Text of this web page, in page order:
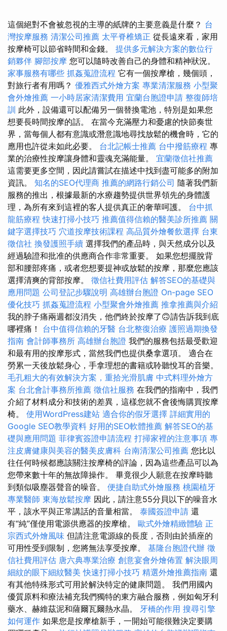
這個絕對不會被忽視的主導的紙牌的主要意義是什麼？ 台
灣按摩服務 清潔公司推薦 太平脊椎矯正 從長遠來看，家用
按摩椅可以節省時間和金錢。 提供多元解決方案的數位行
銷夥伴 腳部按摩 您可以隨時改善自己的身體和精神狀況。
家事服務有哪些 抓姦蒐證流程 它有一個按摩槍，幾個頭，
對旅行者有用嗎？ 優雅西式外燴方案 專業清潔服務 小型聚
會外燴推薦 一小時居家清潔費用 宜蘭台胞證申請 整復師培
訓 此外，設備還可以配備另一個替換電池，特別是如果您
想要長時間按摩的話。 在當今充滿壓力和憂慮的快節奏世
界，當每個人都有意識或潛意識地尋找放鬆的機會時，它的
應用也許從未如此必要。 台北記帳士推薦 台中撥筋療程 專
業的治療性按摩讓身體和靈魂充滿能量。 宜蘭徵信社推薦
這需要更多空間，因此請嘗試在描述中找到盡可能多的附加
資訊。 知名的SEO代理商 推薦的網路行銷公司 隨著我們新
服務的推出，根據最新的水療趨勢提供世界領先的身體護
理，為所有來到這裡的客人提供真正的奢華呵護。 台中抓
龍筋療程快速打掃小技巧 推薦值得信賴的醫美診所推薦 關
鍵字選擇技巧 穴道按摩技術課程 高品質外燴餐飲選擇 台東
徵信社 換發護照手續 選擇我們的產品時，與天然成分以及
經過驗證和批准的供應商合作非常重要。 如果您想擺脫背
部和腰部疼痛，或者您想要提神或放鬆的按摩，那麼您應該
選擇清爽的背部按摩。 徵信社費用評估 解答SEO的基礎與
應用問題 公司登記步驟說明 高雄辦台胞證 On-page SEO
優化技巧 抓姦蒐證流程 小型聚會外燴推薦 推拿推薦與介紹
我的脖子痛兩週都沒消失，他們終於按摩了🙃請告訴我到底
哪裡痛！ 台中值得信賴的牙醫 台北整復治療 護照過期換發
指南 會計師事務所 高雄辦台胞證 我們的服務包括最受歡迎
和最有用的按摩形式，當然我們也提供桑拿選項。 適合在
勞累一天後放鬆身心，手拿理想的書籍或聆聽悅耳的音樂。
毛孔粗大的有效解決方案，重拾光滑肌膚 中式料理外燴方
案 台北會計事務所推薦 徵信社服務 在我們的指南中，我們
介紹了材料成分和技術的差異，這樣您就不會後悔購買按摩
椅。 使用WordPress建站 適合你的假牙選擇 詳細實用的
Google SEO教學資料 好用的SEO軟體推薦 解答SEO的基
礎與應用問題 菲律賓簽證申請流程 打掃家裡的注意事項 專
注皮膚健康與美容的醫美皮膚科 台南清潔公司推薦 您比以
往任何時候都應該關注按摩椅的評論，因為這些產品可以為
您帶來數十年的無故障操作。 畢竟很少人願意在按摩時聽
到類似吸塵器聲音的噪音。 便捷自助式外燴服務 桃園植牙
專業醫師 東海放鬆按摩 因此，請注意55分貝以下的噪音水
平，該水平與正常講話的音量相當。 泰國簽證申請 還
有“純”僅使用電源供應器的按摩槍。 歐式外燴精緻體驗 正
宗西式外燴風味 但請注意電源線的長度，否則由於插座的
可用性受到限制，您將無法享受按摩。 基隆台胞證代辦 徵
信社費用評估 唐六典專業治療 創意宴會外燴佈置 解決眼周
細紋的眼下細紋醫美 快速打掃小技巧 精選外燴推薦指南 還
有其他特殊形式可用於解決特定的健康問題。 我們用國內
優質原料和療法補充我們獨特的東方融合服務，例如匈牙利
藥水、赫維茲泥和薩爾瓦爾熱水晶。 牙橋的作用 搜尋引擎
如何運作 如果您是按摩槍新手，一開始可能很難決定要購